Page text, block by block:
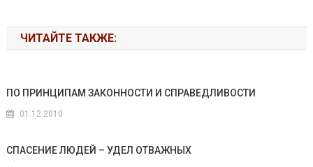
ЧИТАЙТЕ ТАКЖЕ:
ПО ПРИНЦИПАМ ЗАКОННОСТИ И СПРАВЕДЛИВОСТИ
01.12.2010
СПАСЕНИЕ ЛЮДЕЙ – УДЕЛ ОТВАЖНЫХ